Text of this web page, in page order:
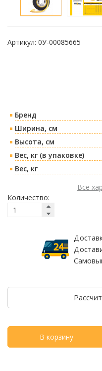
Артикул: 0У-00085665
Бренд
Ширина, см
Высота, см
Вес, кг (в упаковке)
Вес, кг
Все
Количество:
В корзину